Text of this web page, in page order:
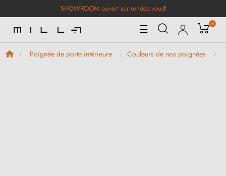
SHOWROOM ouvert sur rendez-vous!
Basculer
la
navigation
☰ 0
Poignée de porte intérieure Couleurs de nos poignées